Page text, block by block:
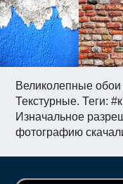
Великолепные
Текстурные. Теги:
Изначальное
фотографию